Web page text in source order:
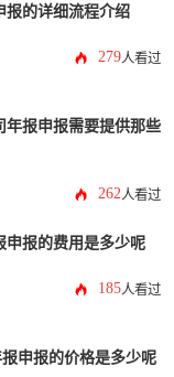
报的详细流程介绍
279人看过
年报申报需要提供那些
262人看过
申报的费用是多少呢
185人看过
申报的价格是多少呢